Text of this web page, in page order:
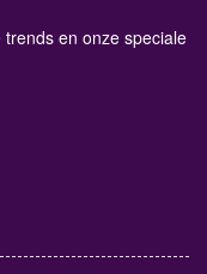
en onze speciale